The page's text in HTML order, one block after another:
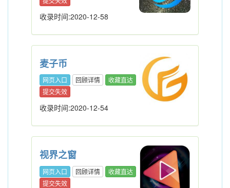
收录时间:2020-12-58
麦子币
网页入口 回顾详情
收藏直达
提交失效
收录时间:2020-12-54
视界之窗
网页入口 回顾详情
收藏直达
提交失效